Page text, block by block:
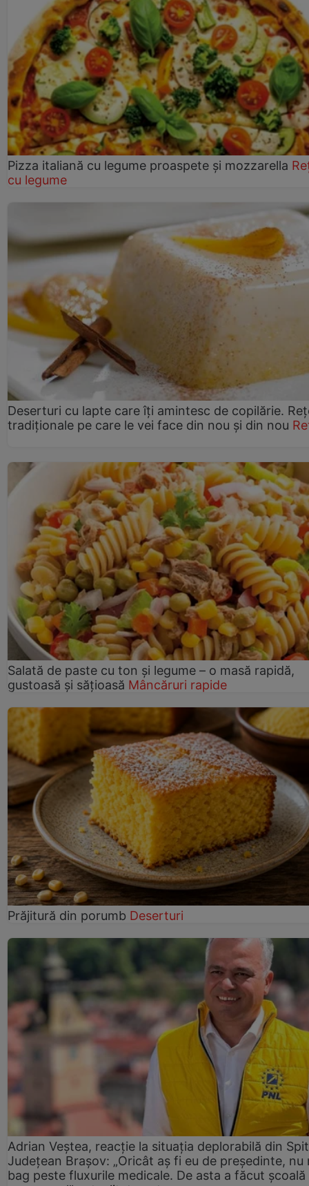
Pizza italiană cu legume proaspete și mozzarella
cu legume
Deserturi cu lapte care îți amintesc de copilărie.
tradiționale pe care le vei face din nou și din nou
Salată de paste cu ton și legume – o masă rapidă,
gustoasă și sățioasă Mâncăruri rapide
Prăjitură din porumb Deserturi
Adrian Veștea, reacție la situația deplorabilă din
Județean Brașov: „Oricât aș fi eu de președinte, nu
bag peste fluxurile medicale. De asta a făcut școală